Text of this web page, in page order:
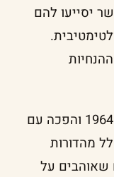
יסייעו להם
במבה הושקה לראשונה כבר בשנת 1964 והפכה עם
מהדורות
שאוהבים על